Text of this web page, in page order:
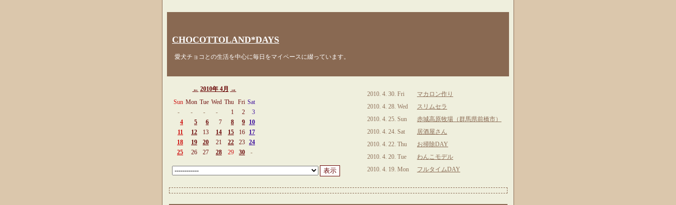
CHOCOTTOLAND*DAYS
愛犬チョコとの生活を中心に毎日をマイペースに綴っています。
← 2010年 4月 →
Sun Mon Tue Wed Thu Fri Sat
-
- - - 1 2
3
4
5 6 7 8 9
10
11
12 13 14 15 16
17
18
19 20 21 22 23 24
25
26 27 28 29 30 -
2010. 4. 30. Fri
マカロン作り
2010. 4. 28. Wed
スリムセラ
2010. 4. 25. Sun
赤城高原牧場（群馬県前橋市）
2010. 4. 24. Sat
居酒屋さん
2010. 4. 22. Thu
お掃除DAY
2010. 4. 20. Tue
わんこモデル
2010. 4. 19. Mon
フルタイムDAY